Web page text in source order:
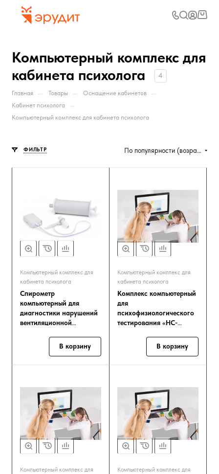
Компьютерный комплекс для
кабинета психолога
4
Главная — Товары — Оснащение кабинетов —
Кабинет психолога —
Компьютерный комплекс для кабинета психолога
ФИЛЬТР По популярности (возрастание)
Компьютерный комплекс для
кабинета психолога
Спирометр
компьютерный для
диагностики нарушений
вентиляционной
«Спиро-Спектр» по
В корзину
Компьютерный комплекс для
кабинета психолога
Комплекс компьютерный
для
психофизиологического
тестирования «НС-
В корзину
Компьютерный комплекс для
Компьютерный комплекс для